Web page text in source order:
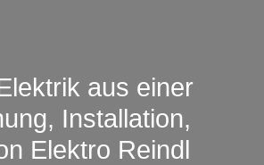
aus einer
Installation,
Elektro Reindl